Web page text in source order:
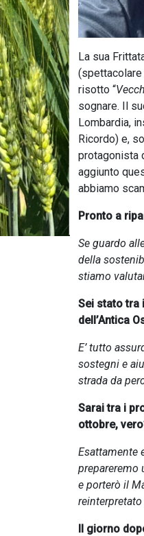
La sua
(spettacolare
risotto “
sognare. Il
Lombardia,
Ricordo) e,
protagonista
aggiunto
abbiamo
Pronto a
Se guardo
della
stiamo
Sei stato tra
dell’Antica
E’ tutto
sostegni e
strada da
Sarai tra i
ottobre,
Esattamente
prepareremo
e porterò il
Il giorno